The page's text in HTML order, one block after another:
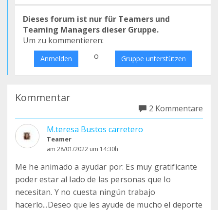
Dieses forum ist nur für Teamers und
Teaming Managers dieser Gruppe.
Um zu kommentieren:
Anmelden o Gruppe unterstützen
Kommentar
2 Kommentare
M.teresa Bustos carretero
Teamer
am 28/01/2022 um 14:30h
Me he animado a ayudar por: Es muy gratificante
poder estar al lado de las personas que lo
necesitan. Y no cuesta ningún trabajo
hacerlo...Deseo que les ayude de mucho el deporte